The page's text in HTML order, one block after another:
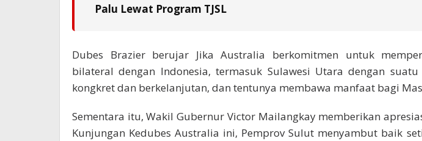
Palu Lewat Program TJSL
Dubes Brazier berujar Jika Australia berkomitmen untuk
bilateral dengan Indonesia, termasuk Sulawesi Utara dengan
kongkret dan berkelanjutan, dan tentunya membawa manfaat bagi
Sementara itu, Wakil Gubernur Victor Mailangkay memberikan
Kunjungan Kedubes Australia ini, Pemprov Sulut menyambut baik